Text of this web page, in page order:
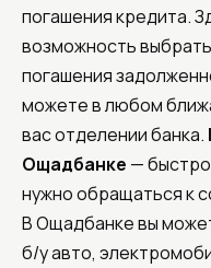
погашения кредита.
возможность
погашения
можете в любом
вас отделении банка.
Ощадбанке —
нужно обращаться к
В Ощадбанке вы
б/у авто,